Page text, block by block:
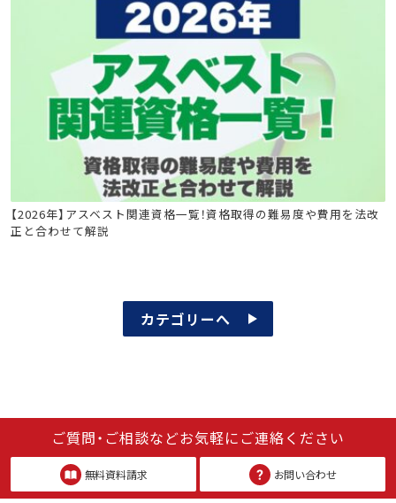
石綿(アスベスト)関連 石綿特別教育 石綿技能講習
建築物石綿含有建材調査者講習
【2026年】アスベスト関連資格一覧！資格取得の難易度や費用を法改
正と合わせて解説
カテゴリーへ
ご質問・ご相談などお気軽にご連絡ください
無料資料請求 お問い合わせ